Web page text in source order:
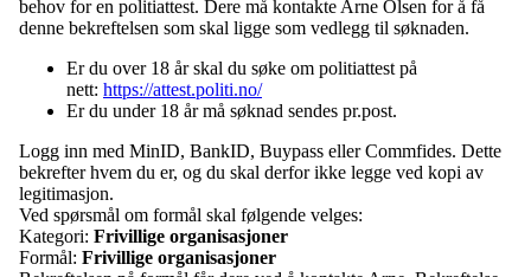
behov for en politiattest. Dere må kontakte Arne Olsen for å få
denne bekreftelsen som skal ligge som vedlegg til søknaden.
Er du over 18 år skal du søke om politiattest på
nett: https://attest.politi.no/
Er du under 18 år må søknad sendes pr.post.
Logg inn med MinID, BankID, Buypass eller Commfides. Dette
bekrefter hvem du er, og du skal derfor ikke legge ved kopi av
legitimasjon.
Ved spørsmål om formål skal følgende velges:
Kategori: Frivillige organisasjoner
Formål: Frivillige organisasjoner